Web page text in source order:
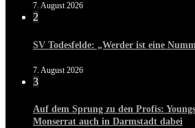
7. August 2026
2
SV Todesfelde: „Werder ist eine
7. August 2026
3
Auf dem Sprung zu den Profis:
Monserrat auch in Darmstadt dabei